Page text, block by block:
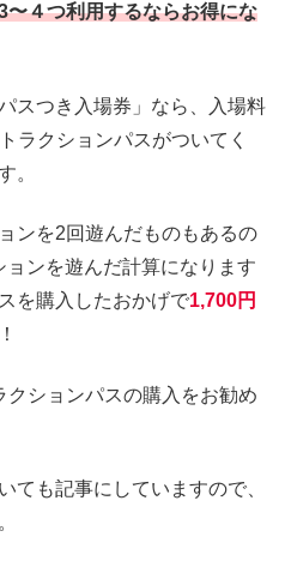
〜４つ利用するならお得にな
スつき入場券」なら、入場料
ラクションパスがついてく
。
ンを2回遊んだものもあるの
ンを遊んだ計算になります
を購入したおかげで1,700円
ションパスの購入をお勧め
ても記事にしていますので、